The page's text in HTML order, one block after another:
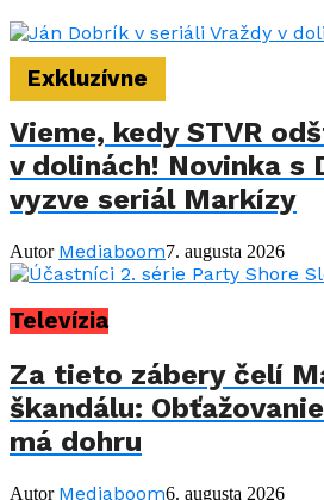
Exkluzívne
Vieme, kedy STVR
v dolinách! Novinka s
vyzve seriál Markízy
Autor Mediaboom7. augusta 2026
Televízia
Za tieto zábery čelí
škandálu:
má dohru
Autor Mediaboom6. augusta 2026